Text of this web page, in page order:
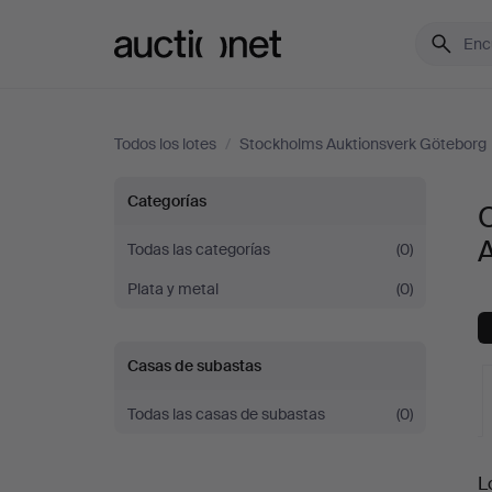
Todos los lotes / Stockholms Auktionsverk Göteborg
Otros
metales
en
Stockholms
Auktionsverk
Categorías
Todas las categorías
(0)
Plata y metal
(0)
Casas de subastas
Todas las casas de subastas (0)